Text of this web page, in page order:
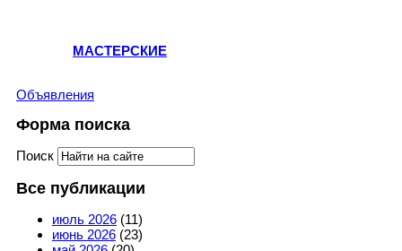
МАСТЕРСКИЕ
Объявления
Форма поиска
Поиск
Все публикации
июль 2026 (11)
июнь 2026 (23)